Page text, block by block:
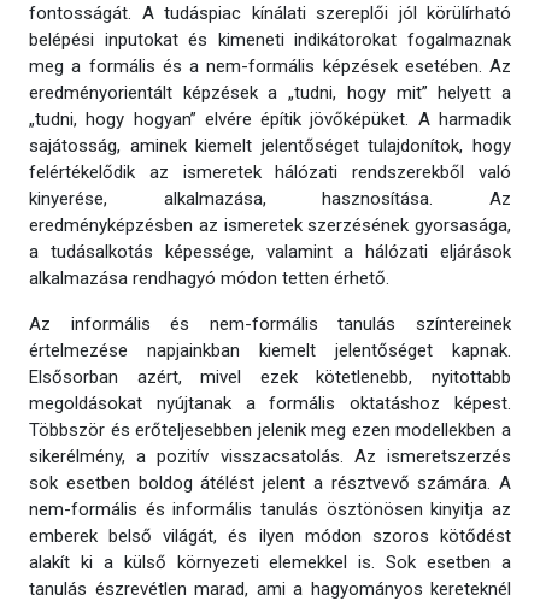
fontosságát. A tudáspiac kínálati szereplői jól körülírható
belépési inputokat és kimeneti indikátorokat fogalmaznak
meg a formális és a nem-formális képzések esetében. Az
eredményorientált képzések a „tudni, hogy mit” helyett a
„tudni, hogy hogyan” elvére építik jövőképüket. A harmadik
sajátosság, aminek kiemelt jelentőséget tulajdonítok, hogy
felértékelődik az ismeretek hálózati rendszerekből való
kinyerése, alkalmazása, hasznosítása. Az
eredményképzésben az ismeretek szerzésének gyorsasága,
a tudásalkotás képessége, valamint a hálózati eljárások
alkalmazása rendhagyó módon tetten érhető.
Az informális és nem-formális tanulás színtereinek
értelmezése napjainkban kiemelt jelentőséget kapnak.
Elsősorban azért, mivel ezek kötetlenebb, nyitottabb
megoldásokat nyújtanak a formális oktatáshoz képest.
Többször és erőteljesebben jelenik meg ezen modellekben a
sikerélmény, a pozitív visszacsatolás. Az ismeretszerzés
sok esetben boldog átélést jelent a résztvevő számára. A
nem-formális és informális tanulás ösztönösen kinyitja az
emberek belső világát, és ilyen módon szoros kötődést
alakít ki a külső környezeti elemekkel is. Sok esetben a
tanulás észrevétlen marad, ami a hagyományos kereteknél